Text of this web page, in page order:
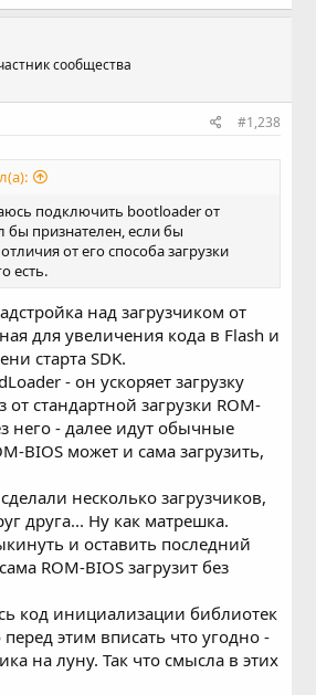
сообщества
#1,238
подключить bootloader от
бы признателен, если бы
от его способа загрузки
есть.
над загрузчиком от
для увеличения кода в Flash и
старта SDK.
- он ускоряет загрузку
от стандартной загрузки ROM-
него - далее идут обычные
BIOS может и сама загрузить,
несколько загрузчиков,
друга... Ну как матрешка.
и оставить последний
ROM-BIOS загрузит без
код инициализации библиотек
этим вписать что угодно -
на луну. Так что смысла в этих